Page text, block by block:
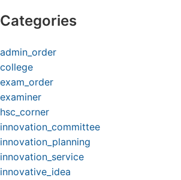
Categories
admin_order
college
exam_order
examiner
hsc_corner
innovation_committee
innovation_planning
innovation_service
innovative_idea